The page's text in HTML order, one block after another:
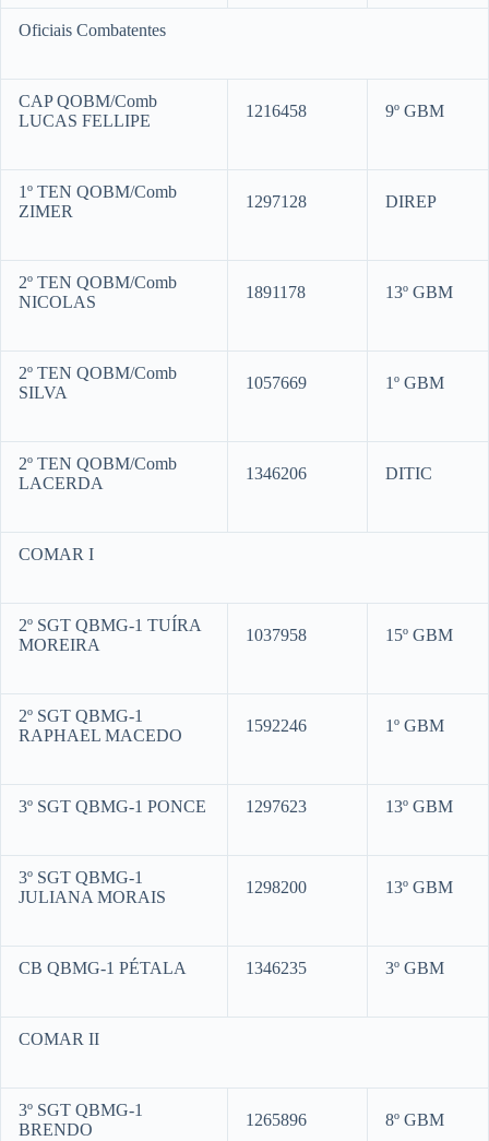
Oficiais Combatentes
CAP QOBM/Comb
LUCAS FELLIPE
1216458 9º GBM
1º TEN QOBM/Comb
ZIMER
1297128 DIREP
2º TEN QOBM/Comb
NICOLAS
1891178 13º GBM
2º TEN QOBM/Comb
SILVA
1057669 1º GBM
2º TEN QOBM/Comb
LACERDA
1346206 DITIC
COMAR I
2º SGT QBMG-1 TUÍRA
MOREIRA
1037958 15º GBM
2º SGT QBMG-1
RAPHAEL MACEDO
1592246 1º GBM
3º SGT QBMG-1 PONCE 1297623 13º GBM
3º SGT QBMG-1
JULIANA MORAIS
1298200 13º GBM
CB QBMG-1 PÉTALA 1346235 3º GBM
COMAR II
3º SGT QBMG-1
BRENDO
1265896 8º GBM